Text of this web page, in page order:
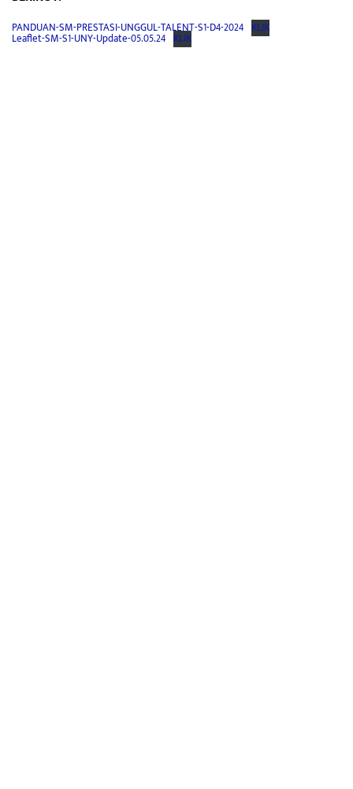
PANDUAN-SM-PRESTASI-UNGGUL-TALENT-S1-D4-2024 KLIK
Leaflet-SM-S1-UNY-Update-05.05.24 KLIK